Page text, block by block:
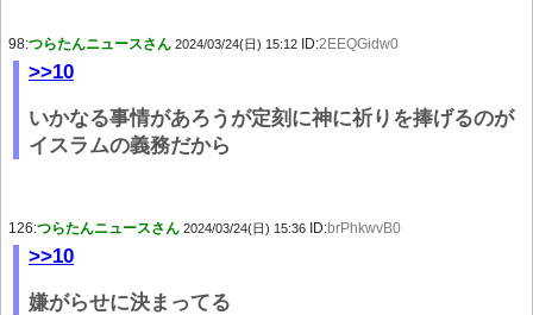
98:つらたんニュースさん 2024/03/24(日) 15:12 ID:2EEQGidw0
>>10
いかなる事情があろうが定刻に神に祈りを捧げるのが
イスラムの義務だから
126:つらたんニュースさん 2024/03/24(日) 15:36 ID:brPhkwvB0
>>10
嫌がらせに決まってる